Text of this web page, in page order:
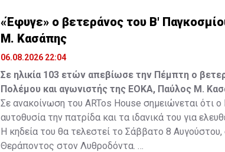
«Έφυγε» ο βετεράνος του Β'
Μ. Κασάπης
06.08.2026 22:04
Σε ηλικία 103 ετών απεβίωσε την Πέμπτη ο
Πολέμου και αγωνιστής της ΕΟΚΑ, Παύλος Μ.
Σε ανακοίνωση του ARTos House σημειώνεται ότι
αυτοθυσία την πατρίδα και τα ιδανικά του για
Η κηδεία του θα τελεστεί το Σάββατο 8
Θεράποντος στον Λυθροδόντα.